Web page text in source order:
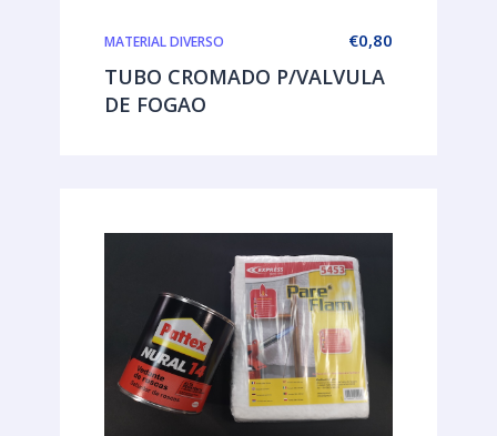
€0,80
MATERIAL DIVERSO
TUBO CROMADO P/VALVULA
DE FOGAO